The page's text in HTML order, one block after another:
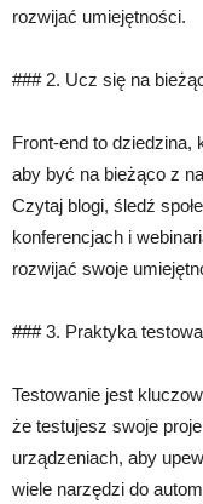
rozwijać umiejętności.
### 2. Ucz się na
Front-end to dziedzina,
aby być na bieżąco z
Czytaj blogi, śledź
konferencjach i
rozwijać swoje
### 3. Praktyka
Testowanie jest
że testujesz swoje
urządzeniach, aby
wiele narzędzi do